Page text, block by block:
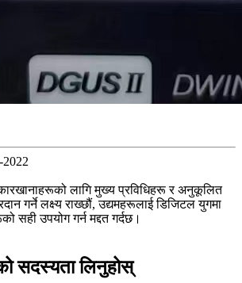
2022
कारखानाहरूको लागि मुख्य प्रविधिहरू र अनुकूलित
गर्ने लक्ष्य राख्छौं, उद्यमहरूलाई डिजिटल युगमा
सही उपयोग गर्न मद्दत गर्दछ।
सदस्यता लिनुहोस्